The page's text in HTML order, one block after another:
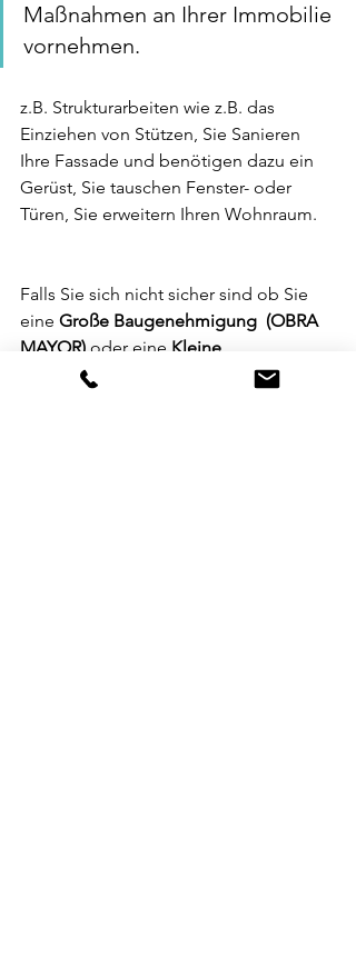
Maßnahmen an Ihrer Immobilie
vornehmen.
z.B. Strukturarbeiten wie z.B. das
Einziehen von Stützen, Sie Sanieren
Ihre Fassade und benötigen dazu ein
Gerüst, Sie tauschen Fenster- oder
Türen, Sie erweitern Ihren Wohnraum.
Falls Sie sich nicht sicher sind ob Sie
eine Große Baugenehmigung  (OBRA
MAYOR) oder eine Kleine
Baugenehmigung (OBRA MENOR)